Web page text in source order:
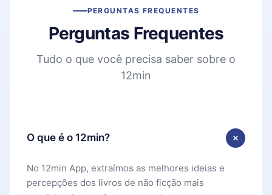
PERGUNTAS FREQUENTES
Perguntas Frequentes
Tudo o que você precisa saber sobre o
12min
O que é o 12min?
No 12min App, extraímos as melhores ideias e
percepções dos livros de não ficção mais